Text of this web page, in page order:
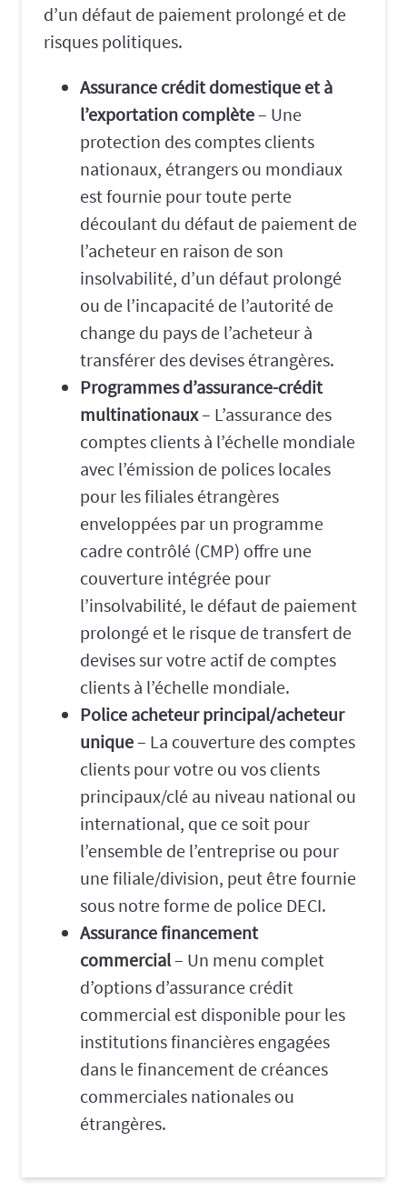
d’un défaut de paiement prolongé et de
risques politiques.
Assurance crédit domestique et à
l’exportation complète– Une
protection des comptes clients
nationaux, étrangers ou mondiaux
est fournie pour toute perte
découlant du défaut de paiement de
l’acheteur en raison de son
insolvabilité, d’un défaut prolongé
ou de l’incapacité de l’autorité de
change du pays de l’acheteur à
transférer des devises étrangères.
Programmes d’assurance-crédit
multinationaux– L’assurance des
comptes clients à l’échelle mondiale
avec l’émission de polices locales
pour les filiales étrangères
enveloppées par un programme
cadre contrôlé (CMP) offre une
couverture intégrée pour
l’insolvabilité, le défaut de paiement
prolongé et le risque de transfert de
devises sur votre actif de comptes
clients à l’échelle mondiale.
Police acheteur principal/acheteur
unique– La couverture des comptes
clients pour votre ou vos clients
principaux/clé au niveau national ou
international, que ce soit pour
l’ensemble de l’entreprise ou pour
une filiale/division, peut être fournie
sous notre forme de police DECI.
Assurance financement
commercial– Un menu complet
d’options d’assurance crédit
commercial est disponible pour les
institutions financières engagées
dans le financement de créances
commerciales nationales ou
étrangères.